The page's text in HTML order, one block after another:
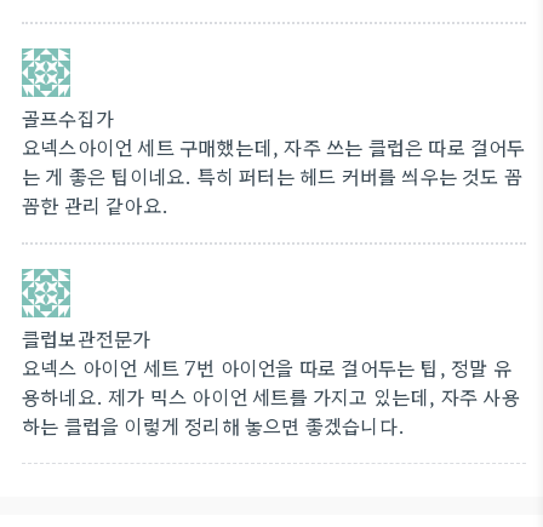
골프수집가
요넥스아이언 세트 구매했는데, 자주 쓰는 클럽은 따로 걸어두
는 게 좋은 팁이네요. 특히 퍼터는 헤드 커버를 씌우는 것도 꼼
꼼한 관리 같아요.
클럽보관전문가
요넥스 아이언 세트 7번 아이언을 따로 걸어두는 팁, 정말 유
용하네요. 제가 믹스 아이언 세트를 가지고 있는데, 자주 사용
하는 클럽을 이렇게 정리해 놓으면 좋겠습니다.